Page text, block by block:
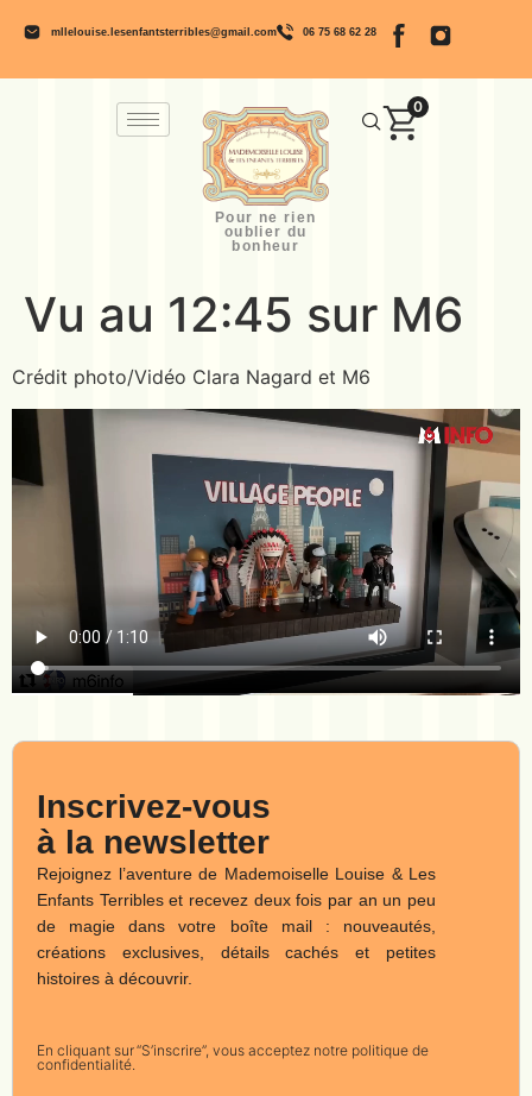
mllelouise.lesenfantsterribles@gmail.com 06 75 68 62 28
Pour ne rien
oublier du
bonheur
0
Vu au 12:45 sur M6
Crédit photo/Vidéo Clara Nagard et M6
Inscrivez-vous
à la newsletter
Rejoignez l’aventure de Mademoiselle Louise & Les
Enfants Terribles et recevez deux fois par an un peu
de magie dans votre boîte mail : nouveautés,
créations exclusives, détails cachés et petites
histoires à découvrir.
En cliquant sur “S’inscrire”, vous acceptez notre politique de
confidentialité.